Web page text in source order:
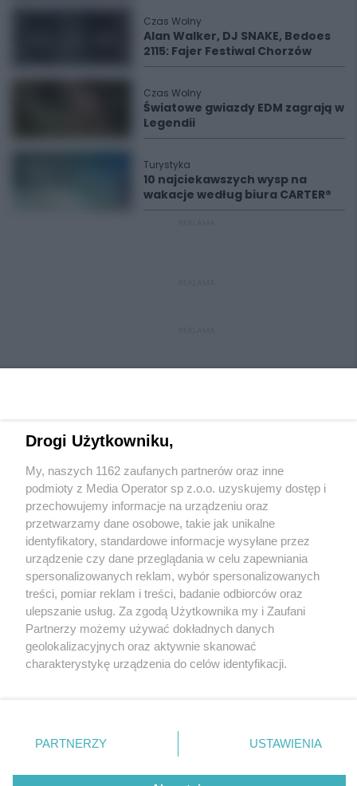
Czas Wolny
Alan Walker, DJ SNAKE, Bedoes
2115: Fajer Festiwal Chorzów
Czas Wolny
Światowe gwiazdy EDM zagrają w
Legendii
Turystyka
10 najciekawszych wysp na
wakacje według biura CARTER®
Wydawca mediówlokalnych
Nie zapomnij
zapoznać się z:
polityką prywatności regulamin korzystania z portali
Twojemiasto
Piekary Śląskie
Chorzów
Tarnowskie Góry
Gliwice
Skontakuj sięz nami
Kontakt
Wydawca
Redakcja
Drogi Użytkowniku,
My, naszych 1162 zaufanych partnerów oraz inne
podmioty z Media Operator sp z.o.o. uzyskujemy dostęp i
przechowujemy informacje na urządzeniu oraz
przetwarzamy dane osobowe, takie jak unikalne
identyfikatory, standardowe informacje wysyłane przez
urządzenie czy dane przeglądania w celu zapewniania
spersonalizowanych reklam, wybór spersonalizowanych
treści, pomiar reklam i treści, badanie odbiorców oraz
ulepszanie usług. Za zgodą Użytkownika my i Zaufani
Partnerzy możemy używać dokładnych danych
geolokalizacyjnych oraz aktywnie skanować
charakterystykę urządzenia do celów identyfikacji.
zmienić/wycofać klikając przycisk ustawień prywatności
znajdujący się w lewym dolnym rogu strony
rodzaje przetwarzania danych nie wymagają zgody
PARTNERZY USTAWIENIA